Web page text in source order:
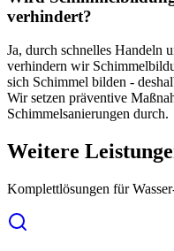
verhindert?
Ja, durch schnelles Handeln
verhindern wir
sich Schimmel bilden -
Wir setzen präventive
Schimmelsanierungen durch.
Weitere
Komplettlösungen für